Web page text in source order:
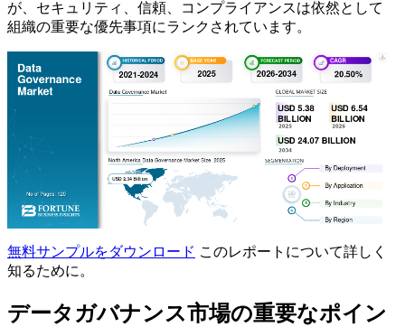
が、セキュリティ、信頼、コンプライアンスは依然として
組織の重要な優先事項にランクされています。
無料サンプルをダウンロード このレポートについて詳しく
知るために。
データガバナンス市場の重要なポイン